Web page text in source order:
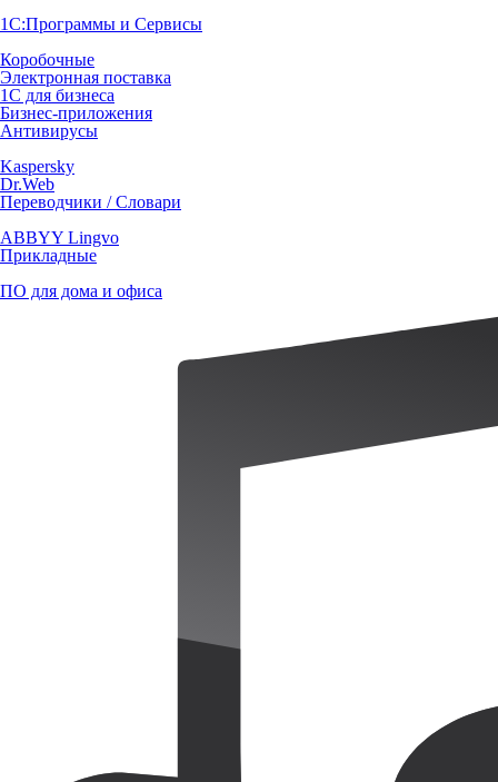
1С:Программы и Сервисы
Коробочные
Электронная поставка
1С для бизнеса
Бизнес-приложения
Антивирусы
Kaspersky
Dr.Web
Переводчики / Словари
ABBYY Lingvo
Прикладные
ПО для дома и офиса